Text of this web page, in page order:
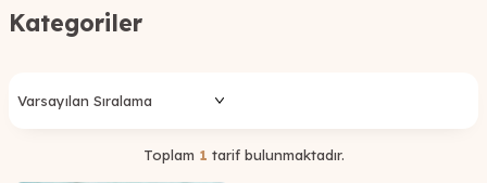
Kategoriler
Toplam 1 tarif bulunmaktadır.